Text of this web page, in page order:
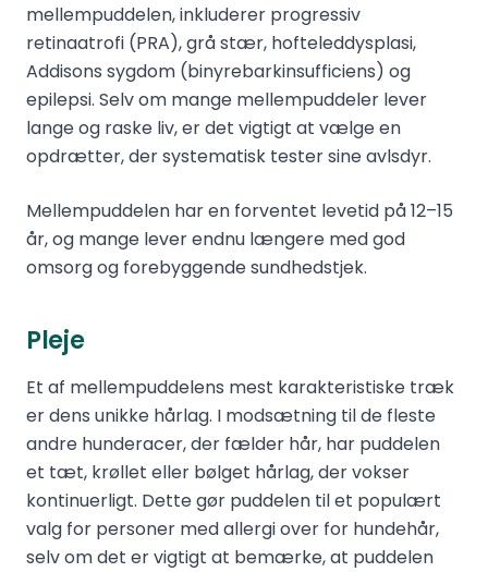
mellempuddelen, inkluderer progressiv
retinaatrofi (PRA), grå stær, hofteleddysplasi,
Addisons sygdom (binyrebarkinsufficiens) og
epilepsi. Selv om mange mellempuddeler lever
lange og raske liv, er det vigtigt at vælge en
opdrætter, der systematisk tester sine avlsdyr.
Mellempuddelen har en forventet levetid på 12–15
år, og mange lever endnu længere med god
omsorg og forebyggende sundhedstjek.
Pleje
Et af mellempuddelens mest karakteristiske træk
er dens unikke hårlag. I modsætning til de fleste
andre hunderacer, der fælder hår, har puddelen
et tæt, krøllet eller bølget hårlag, der vokser
kontinuerligt. Dette gør puddelen til et populært
valg for personer med allergi over for hundehår,
selv om det er vigtigt at bemærke, at puddelen